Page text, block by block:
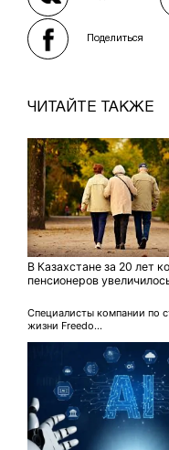
Поделиться
ЧИТАЙТЕ ТАКЖЕ
В Казахстане за 20 лет
пенсионеров
Специалисты компании по
жизни Freedo...